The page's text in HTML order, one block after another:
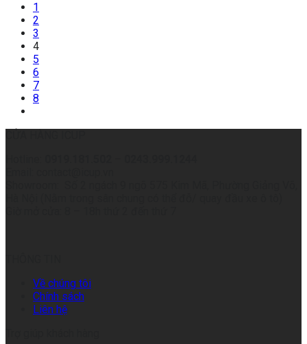
1
2
3
4
5
6
7
8
Về chúng tôi
Chính sách
Liên hệ